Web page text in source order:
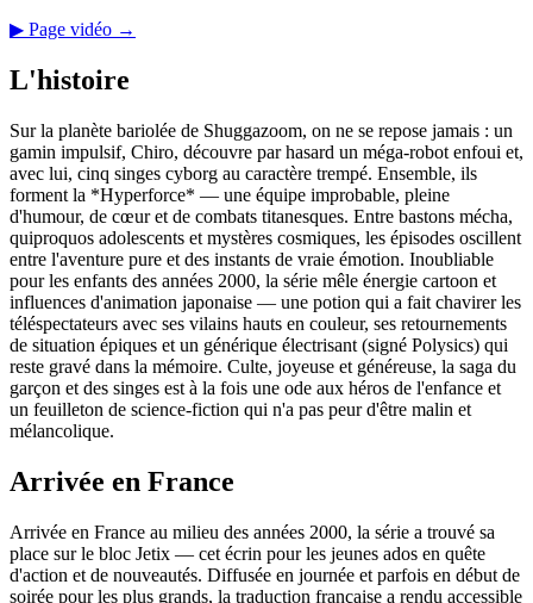
▶ Page vidéo →
L'histoire
Sur la planète bariolée de Shuggazoom, on ne se repose jamais : un
gamin impulsif, Chiro, découvre par hasard un méga-robot enfoui et,
avec lui, cinq singes cyborg au caractère trempé. Ensemble, ils
forment la *Hyperforce* — une équipe improbable, pleine
d'humour, de cœur et de combats titanesques. Entre bastons mécha,
quiproquos adolescents et mystères cosmiques, les épisodes oscillent
entre l'aventure pure et des instants de vraie émotion. Inoubliable
pour les enfants des années 2000, la série mêle énergie cartoon et
influences d'animation japonaise — une potion qui a fait chavirer les
téléspectateurs avec ses vilains hauts en couleur, ses retournements
de situation épiques et un générique électrisant (signé Polysics) qui
reste gravé dans la mémoire. Culte, joyeuse et généreuse, la saga du
garçon et des singes est à la fois une ode aux héros de l'enfance et
un feuilleton de science‑fiction qui n'a pas peur d'être malin et
mélancolique.
Arrivée en France
Arrivée en France au milieu des années 2000, la série a trouvé sa
place sur le bloc Jetix — cet écrin pour les jeunes ados en quête
d'action et de nouveautés. Diffusée en journée et parfois en début de
soirée pour les plus grands, la traduction française a rendu accessible